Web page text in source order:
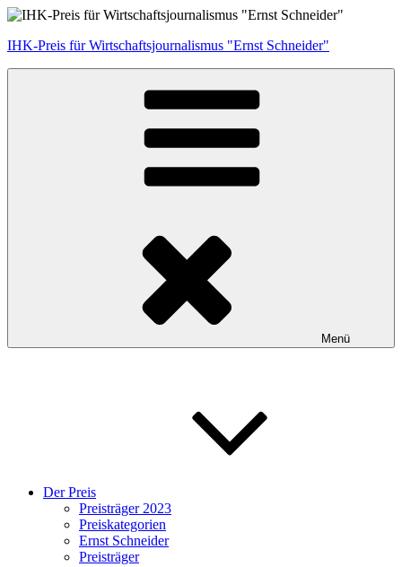
Zum
springen
IHK-Preis für Wirtschaftsjournalismus "Ernst Schneider"
Menü
Der Preis
Preisträger 2023
Preiskategorien
Ernst Schneider
Preisträger